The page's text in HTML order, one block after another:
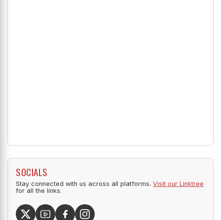
SOCIALS
Stay connected with us across all platforms. Visit our Linktree
for all the links.